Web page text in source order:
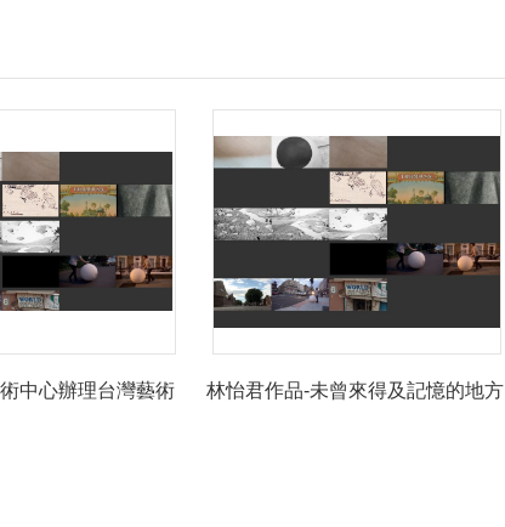
中心辦理台灣藝術
林怡君作品-未曾來得及記憶的地方